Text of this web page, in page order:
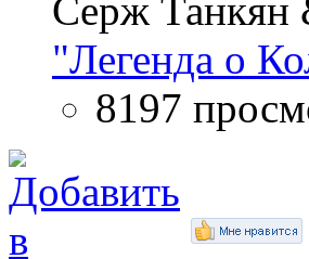
Серж Танкян
"Легенда о
8197